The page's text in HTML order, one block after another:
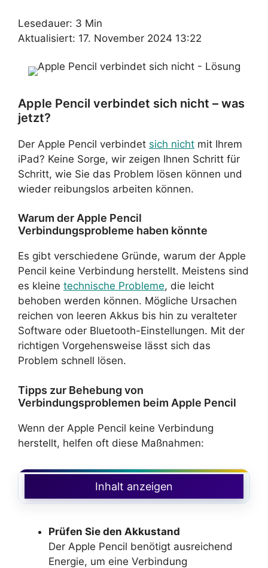
Lesedauer: 3 Min
Aktualisiert: 17. November 2024 13:22
Apple Pencil verbindet sich nicht – was
jetzt?
Der Apple Pencil verbindet sich nicht mit Ihrem
iPad? Keine Sorge, wir zeigen Ihnen Schritt für
Schritt, wie Sie das Problem lösen können und
wieder reibungslos arbeiten können.
Warum der Apple Pencil
Verbindungsprobleme haben könnte
Es gibt verschiedene Gründe, warum der Apple
Pencil keine Verbindung herstellt. Meistens sind
es kleine technische Probleme, die leicht
behoben werden können. Mögliche Ursachen
reichen von leeren Akkus bis hin zu veralteter
Software oder Bluetooth-Einstellungen. Mit der
richtigen Vorgehensweise lässt sich das
Problem schnell lösen.
Tipps zur Behebung von
Verbindungsproblemen beim Apple Pencil
Wenn der Apple Pencil keine Verbindung
herstellt, helfen oft diese Maßnahmen:
Inhalt anzeigen
Prüfen Sie den Akkustand
Der Apple Pencil benötigt ausreichend
Energie, um eine Verbindung